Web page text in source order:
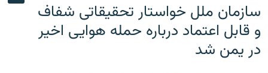
سازمان ملل خواستار تحقیقاتی شفاف
و قابل اعتماد درباره حمله هوایی اخیر
در یمن شد